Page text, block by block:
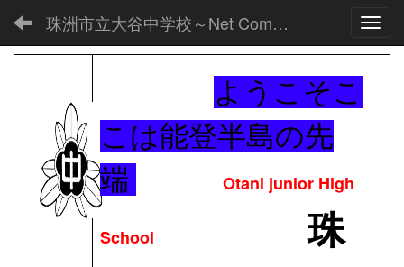
珠洲市立大谷中学校～Net Commons～
ようこそこ
こは能登半島の先
端
Otani junior High
School
珠